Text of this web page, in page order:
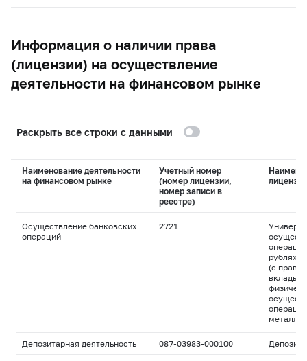
Информация о наличии права
(лицензии) на осуществление
деятельности на финансовом рынке
Раскрыть все строки с данными
Наименование деятельности
на финансовом рынке
Учетный номер
(номер лицензии,
номер записи в
реестре)
лицензии
Осуществление банковских
операций
2721
рублях и
(с
вклады
Депозитарная деятельность 087-03983-000100